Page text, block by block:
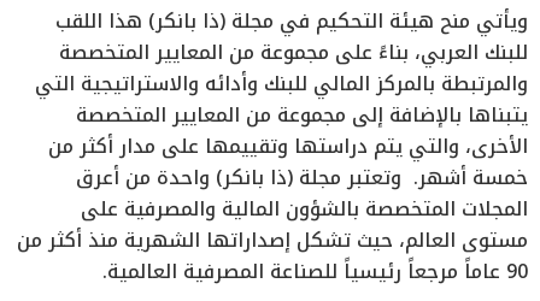
ويأتي منح هيئة التحكيم في مجلة (ذا بانكر) هذا اللقب
للبنك العربي، بناءً على مجموعة من المعايير المتخصصة
والمرتبطة بالمركز المالي للبنك وأدائه والاستراتيجية التي
يتبناها بالإضافة إلى مجموعة من المعايير المتخصصة
الأخرى، والتي يتم دراستها وتقييمها على مدار أكثر من
خمسة أشهر. وتعتبر مجلة (ذا بانكر) واحدة من أعرق
المجلات المتخصصة بالشؤون المالية والمصرفية على
مستوى العالم، حيث تشكل إصداراتها الشهرية منذ أكثر من
90 عاماً مرجعاً رئيسياً للصناعة المصرفية العالمية.